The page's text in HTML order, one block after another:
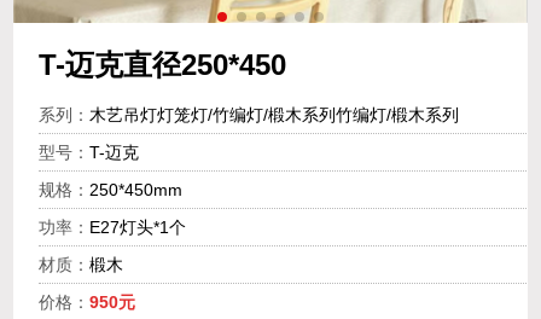
T-迈克直径250*450
系列： 木艺吊灯灯笼灯/竹编灯/椴木系列竹编灯/椴木系列
型号： T-迈克
规格： 250*450mm
功率： E27灯头*1个
材质： 椴木
价格： 950元